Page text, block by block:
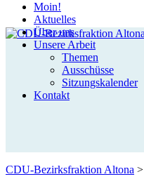
Moin!
Aktuelles
Über uns
Unsere Arbeit
Themen
Ausschüsse
Sitzungskalender
Kontakt
CDU-Bezirksfraktion Altona >